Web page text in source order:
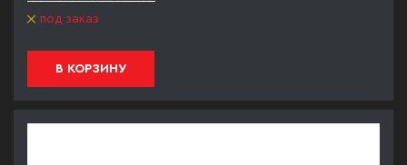
под заказ
В КОРЗИНУ